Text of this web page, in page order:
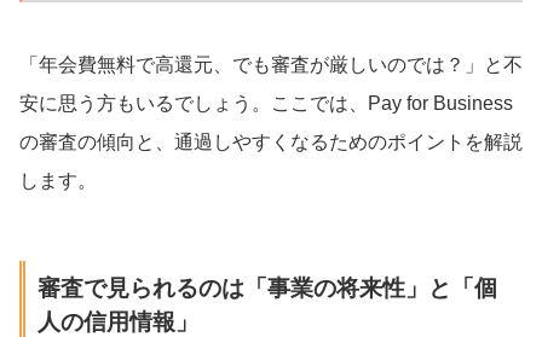
「年会費無料で高還元、でも審査が厳しいのでは？」と不
安に思う方もいるでしょう。ここでは、Pay for Business
の審査の傾向と、通過しやすくなるためのポイントを解説
します。
審査で見られるのは「事業の将来性」と「個
人の信用情報」